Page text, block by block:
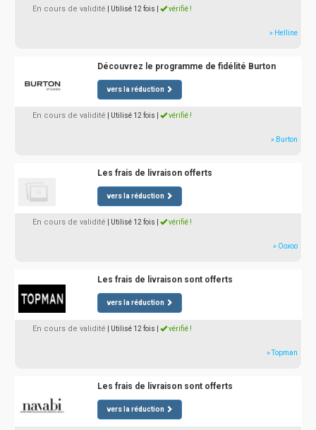
En cours de validité | Utilisé 12 fois vérifié !
» Helline
Découvrez le programme de fidélité Burton
vers la réduction
En cours de validité | Utilisé 12 fois vérifié !
» Burton
Les frais de livraison offerts
vers la réduction
En cours de validité | Utilisé 12 fois vérifié !
» Ooxoo
Les frais de livraison sont offerts
vers la réduction
En cours de validité | Utilisé 12 fois vérifié !
» Topman
Les frais de livraison sont offerts
vers la réduction